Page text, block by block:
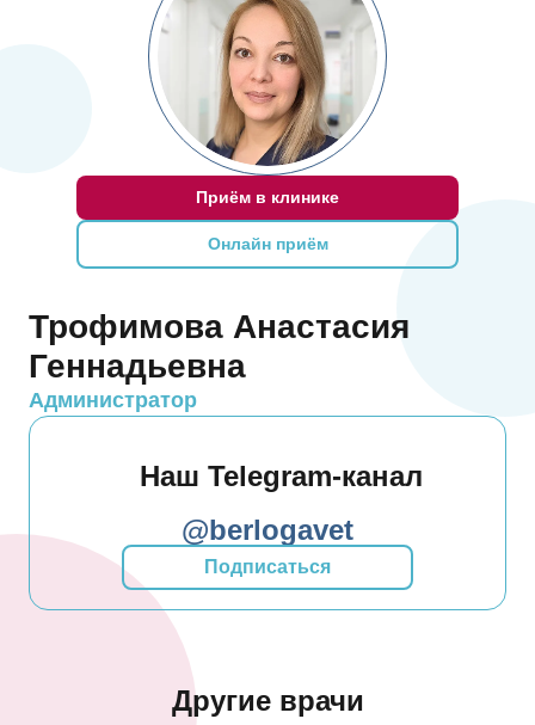
Приём в клинике
Онлайн приём
Трофимова Анастасия
Геннадьевна
Администратор
Наш Telegram-канал
@berlogavet
Подписаться
Другие врачи